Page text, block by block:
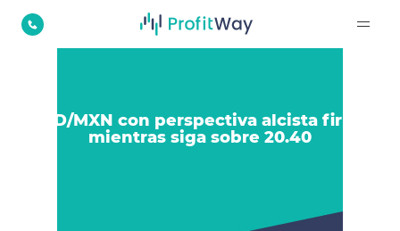
USD/MXN con perspectiva alcista firme
mientras siga sobre 20.40